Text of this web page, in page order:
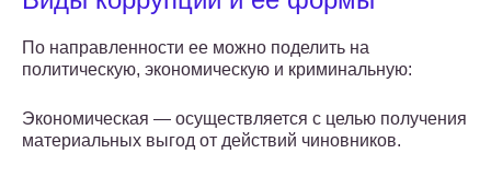
По направленности ее можно поделить на
политическую, экономическую и криминальную:
Экономическая — осуществляется с целью получения
материальных выгод от действий чиновников.